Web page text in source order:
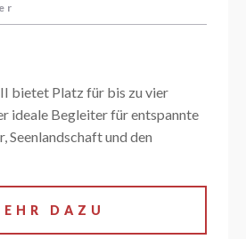
bietet Platz für bis zu vier
ideale Begleiter für entspannte
Seenlandschaft und den
DAZU